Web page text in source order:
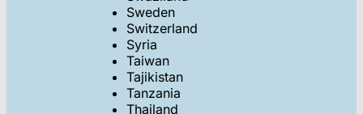
Sweden
Switzerland
Syria
Taiwan
Tajikistan
Tanzania
Thailand